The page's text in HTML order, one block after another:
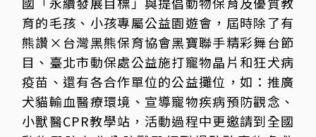
育的毛孩、小孩專屬公益園遊會，屆時除了有
熊讚×台灣黑熊保育協會黑寶聯手精彩舞台節
目、臺北市動保處公益施打寵物晶片和狂犬病
疫苗、還有各合作單位的公益攤位，如：推廣
犬貓輸血醫療環境、宣導寵物疾病預防觀念、
小獸醫CPR教學站，活動過程中更邀請到全國